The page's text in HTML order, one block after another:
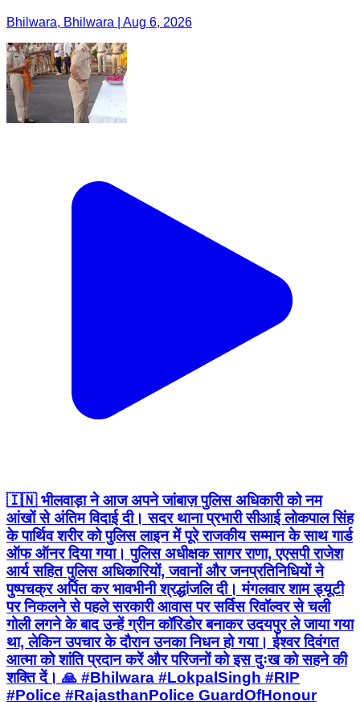
Bhilwara, Bhilwara | Aug 6, 2026
🇮🇳 भीलवाड़ा ने आज अपने जांबाज़ पुलिस अधिकारी को नम
आंखों से अंतिम विदाई दी। सदर थाना प्रभारी सीआई लोकपाल सिंह
के पार्थिव शरीर को पुलिस लाइन में पूरे राजकीय सम्मान के साथ गार्ड
ऑफ ऑनर दिया गया। पुलिस अधीक्षक सागर राणा, एएसपी राजेश
आर्य सहित पुलिस अधिकारियों, जवानों और जनप्रतिनिधियों ने
पुष्पचक्र अर्पित कर भावभीनी श्रद्धांजलि दी। मंगलवार शाम ड्यूटी
पर निकलने से पहले सरकारी आवास पर सर्विस रिवॉल्वर से चली
गोली लगने के बाद उन्हें ग्रीन कॉरिडोर बनाकर उदयपुर ले जाया गया
था, लेकिन उपचार के दौरान उनका निधन हो गया। ईश्वर दिवंगत
आत्मा को शांति प्रदान करें और परिजनों को इस दुःख को सहने की
शक्ति दें। 🙏 #Bhilwara #LokpalSingh #RIP
#Police #RajasthanPolice GuardOfHonour